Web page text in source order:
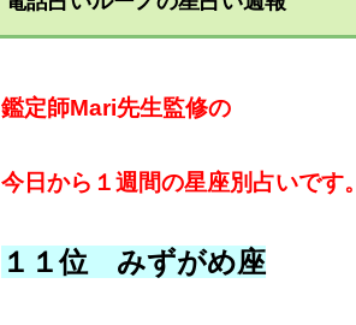
鑑定師Mari先生監修の
今日から１週間の星座別占いです。
１１位 みずがめ座